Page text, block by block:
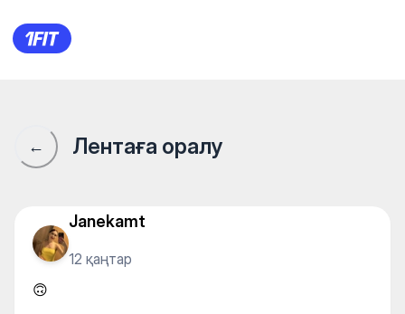
Студия Йоги "Mind&Body"
← Лентаға оралу
Janekamt
12 қаңтар
🙃